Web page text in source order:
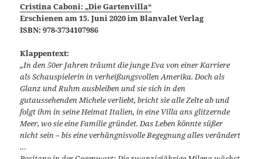
Cristina Caboni: „Die Gartenvilla“
Erschienen am 15. Juni 2020 im Blanvalet Verlag
ISBN: 978-3734107986
Klappentext:
„In den 50er Jahren träumt die junge Eva von einer Karriere
als Schauspielerin in verheißungsvollen Amerika. Doch als
Glanz und Ruhm ausbleiben und sie sich in den
gutaussehenden Michele verliebt, bricht sie alle Zelte ab und
folgt ihm in seine Heimat Italien, in eine Villa ans glitzernde
Meer, wo sie eine Familie gründet. Das Leben könnte süßer
nicht sein – bis eine verhängnisvolle Begegnung alles verändert
…